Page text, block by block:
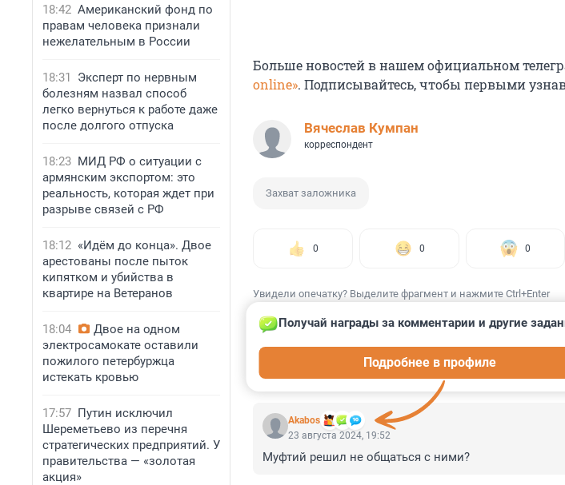
18:42 Американский фонд по
правам человека признали
нежелательным в России
18:31
Эксперт по нервным
болезням назвал способ
легко вернуться к работе даже
после долгого отпуска
18:23 МИД РФ о ситуации с
армянским экспортом: это
реальность, которая ждет при
разрыве связей с РФ
18:12 «Идём до конца». Двое
арестованы после пыток
кипятком и убийства в
квартире на Ветеранов
18:04
Двое на одном
электросамокате оставили
пожилого петербуржца
истекать кровью
17:57 Путин исключил
Шереметьево из перечня
стратегических предприятий. У
правительства — «золотая
акция»
Больше новостей в нашем официальном
online». Подписывайтесь, чтобы первыми
Вячеслав Кумпан
корреспондент
Захват заложника
0 0 0
Увидели опечатку? Выделите фрагмент и нажмите Ctrl+Enter
КОММЕНТАРИИ 12
Akabos
Получай награды за комментарии и другие
Подробнее в профиле
23 августа 2024, 19:52
Муфтий решил не общаться с ними?